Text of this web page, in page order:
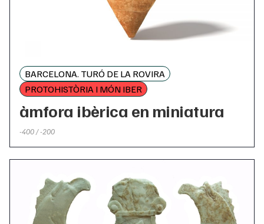
BARCELONA. TURÓ DE LA ROVIRA
PROTOHISTÒRIA I MÓN IBER
àmfora ibèrica en miniatura
-400 / -200